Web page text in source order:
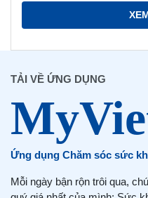
TẢI VỀ ỨNG DỤNG
Ứng dụng Chăm sóc sức
Mỗi ngày bận rộn trôi qua,